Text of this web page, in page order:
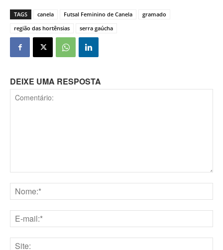
TAGS canela Futsal Feminino de Canela
gramado
região das hortênsias
serra gaúcha
DEIXE UMA RESPOSTA
mail:*